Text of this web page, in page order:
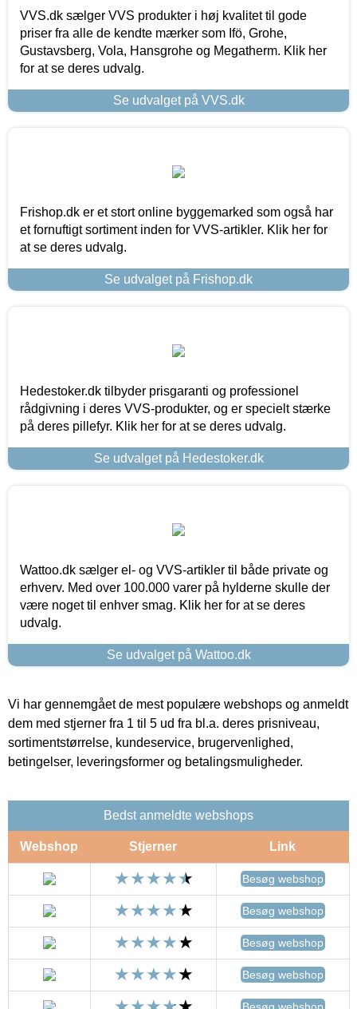
VVS.dk sælger VVS produkter i høj kvalitet til gode
priser fra alle de kendte mærker som Ifö, Grohe,
Gustavsberg, Vola, Hansgrohe og Megatherm. Klik her
for at se deres udvalg.
Se udvalget på VVS.dk
Frishop.dk er et stort online byggemarked som også har
et fornuftigt sortiment inden for VVS-artikler. Klik her for
at se deres udvalg.
Se udvalget på Frishop.dk
Hedestoker.dk tilbyder prisgaranti og professionel
rådgivning i deres VVS-produkter, og er specielt stærke
på deres pillefyr. Klik her for at se deres udvalg.
Se udvalget på Hedestoker.dk
Wattoo.dk sælger el- og VVS-artikler til både private og
erhverv. Med over 100.000 varer på hylderne skulle der
være noget til enhver smag. Klik her for at se deres
udvalg.
Se udvalget på Wattoo.dk
Vi har gennemgået de mest populære webshops og anmeldt
dem med stjerner fra 1 til 5 ud fra bl.a. deres prisniveau,
sortimentstørrelse, kundeservice, brugervenlighed,
betingelser, leveringsformer og betalingsmuligheder.
Bedst anmeldte webshops
Webshop Stjerner Link
Besøg webshop
Besøg webshop
Besøg webshop
Besøg webshop